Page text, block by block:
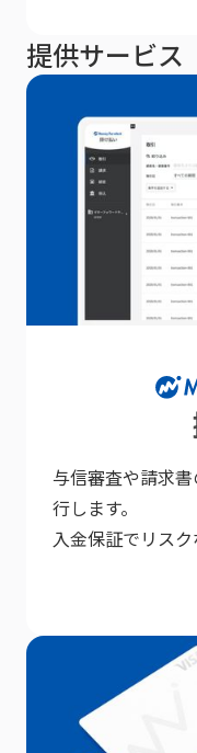
提供サービス
与信審査や請求
行します。
入金保証でリスク